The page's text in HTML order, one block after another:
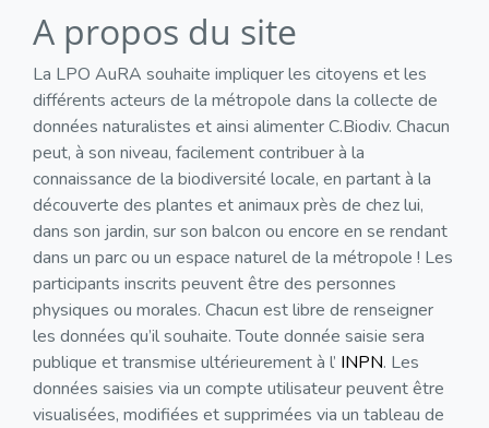
A propos du site
La LPO AuRA souhaite impliquer les citoyens et les
différents acteurs de la métropole dans la collecte de
données naturalistes et ainsi alimenter C.Biodiv. Chacun
peut, à son niveau, facilement contribuer à la
connaissance de la biodiversité locale, en partant à la
découverte des plantes et animaux près de chez lui,
dans son jardin, sur son balcon ou encore en se rendant
dans un parc ou un espace naturel de la métropole ! Les
participants inscrits peuvent être des personnes
physiques ou morales. Chacun est libre de renseigner
les données qu’il souhaite. Toute donnée saisie sera
publique et transmise ultérieurement à l’ INPN. Les
données saisies via un compte utilisateur peuvent être
visualisées, modifiées et supprimées via un tableau de